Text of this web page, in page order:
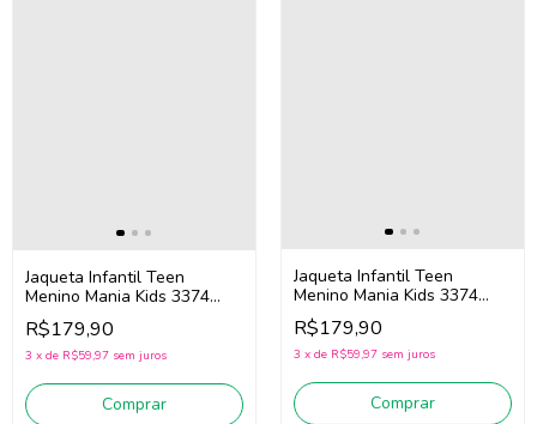
Jaqueta Infantil Teen
Menino Mania Kids 3374
(Mostarda)
R$179,90
3 x de R$59,97 sem juros
Comprar
Jaqueta Infantil Teen
Menino Mania Kids 3374
(Verde)
R$179,90
3 x de R$59,97 sem juros
Comprar